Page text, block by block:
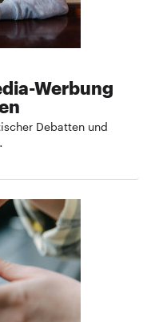
Werbung
Debatten und